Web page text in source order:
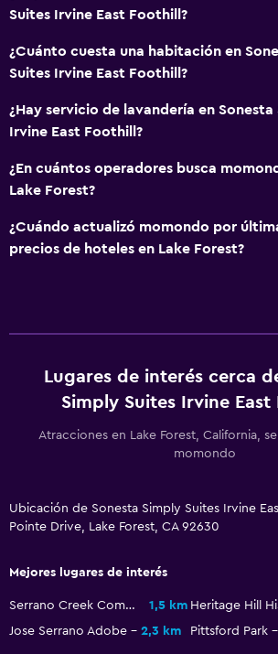
Aire libre
Parrilla
Jardín
Zona de trabajo
Fax/fotocopiadora
Escritorio
Sistema de entretenimiento
Sala de estar/TV compartida
Gimnasio
Suites Irvine East Foothill?
¿Cuánto cuesta una habitación en
Suites Irvine East Foothill?
¿Hay servicio de lavandería en Sonesta
Irvine East Foothill?
¿En cuántos operadores busca
Lake Forest?
¿Cuándo actualizó momondo por
precios de hoteles en Lake Forest?
Lugares de interés cerca
Simply Suites Irvine East
Atracciones en Lake Forest, California,
momondo
Ubicación de Sonesta Simply Suites Irvine
Pointe Drive, Lake Forest, CA 92630
Mejores lugares de interés
Serrano Creek Community Park 1,5 km
Jose Serrano Adobe
2,3 km Pittsford Park